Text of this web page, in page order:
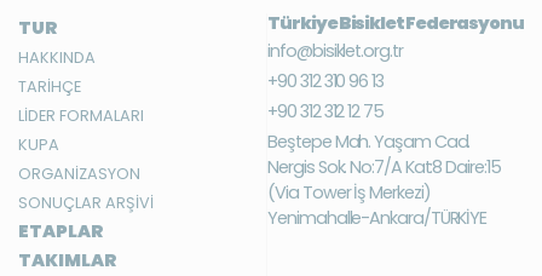
TUR
HAKKINDA
TARİHÇE
LİDER FORMALARI
KUPA
ORGANİZASYON
SONUÇLAR ARŞİVİ
ETAPLAR
TAKIMLAR
Türkiye Bisiklet Federasyonu
info@bisiklet.org.tr
+90 312 310 96 13
+90 312 312 12 75
Beştepe Mah. Yaşam Cad.
Nergis Sok. No:7/A Kat:8 Daire:15
(Via Tower İş Merkezi)
Yenimahalle-Ankara/TÜRKİYE